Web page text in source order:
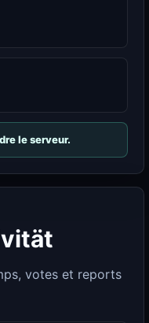
le serveur.
votes et reports